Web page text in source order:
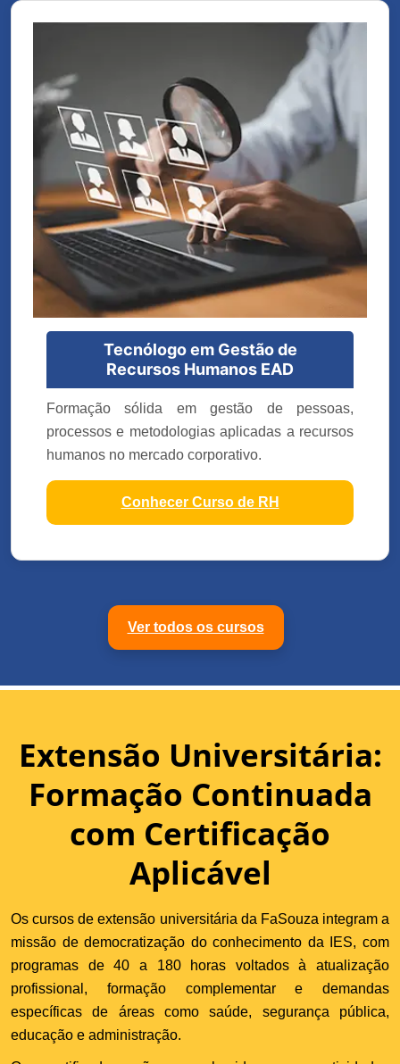
Tecnólogo em Gestão de
Recursos Humanos EAD
Formação sólida em gestão de pessoas,
processos e metodologias aplicadas a recursos
humanos no mercado corporativo.
Conhecer Curso de RH
Ver todos os cursos
Extensão Universitária:
Formação Continuada
com Certificação
Aplicável
Os cursos de extensão universitária da FaSouza integram a
missão de democratização do conhecimento da IES, com
programas de 40 a 180 horas voltados à atualização
profissional, formação complementar e demandas
específicas de áreas como saúde, segurança pública,
educação e administração.